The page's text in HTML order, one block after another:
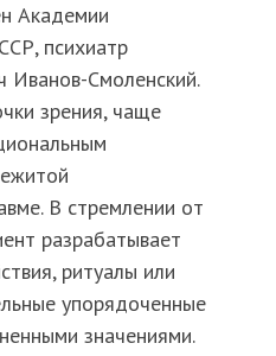
Академии
психиатр
Иванов-Смоленский.
зрения, чаще
В стремлении от
разрабатывает
ритуалы или
упорядоченные
значениями.